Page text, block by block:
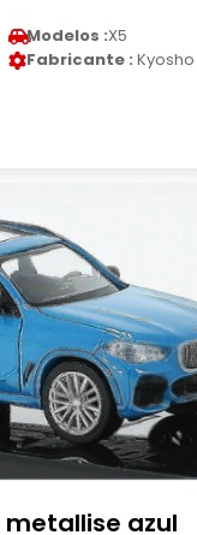
Modelos :X5
Fabricante : Kyosho
azul